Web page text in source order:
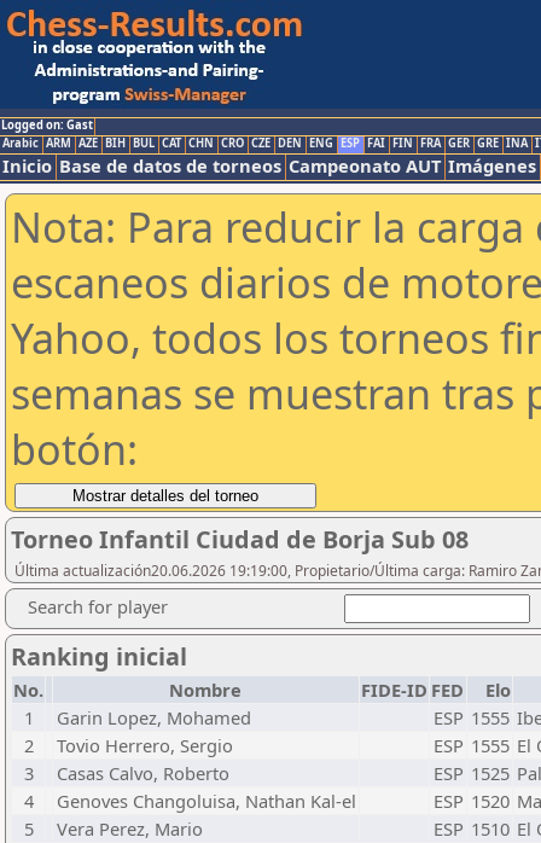
Logged on: Gast
Arabic ARM AZE BIH BUL CAT CHN CRO CZE DEN ENG ESP FAI FIN FRA GER GRE INA
Inicio Base de datos de torneos Campeonato AUT Imágenes
Nota: Para reducir la
escaneos diarios de
Yahoo, todos los torneos
semanas se muestran tras
botón:
Torneo Infantil Ciudad de Borja Sub 08
Última actualización20.06.2026 19:19:00, Propietario/Última carga: Ramiro
Search for player
Ranking inicial
No. Nombre FIDE-ID FED
Elo
1
Garin Lopez, Mohamed ESP 1555
2
Tovio Herrero, Sergio ESP 1555 El
3
Casas Calvo, Roberto ESP 1525
4
Genoves Changoluisa, Nathan Kal-el ESP 1520
5
Vera Perez, Mario ESP 1510 El